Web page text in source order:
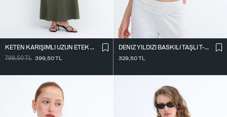
KETEN KARIŞIMLI UZUN ETEK E18087
799,50TL 399,50TL
DENIZ YILDIZI BASKILI TAŞLI T-SHIRT P9048
329,50TL